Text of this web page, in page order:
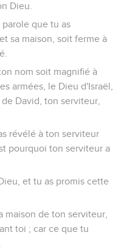
Dieu.
que tu as
sa maison, soit ferme à
nom soit magnifié à
armées, le Dieu d'Israël,
David, ton serviteur,
révélé à ton serviteur
pourquoi ton serviteur a
et tu as promis cette
de ton serviteur,
toi ; car ce que tu